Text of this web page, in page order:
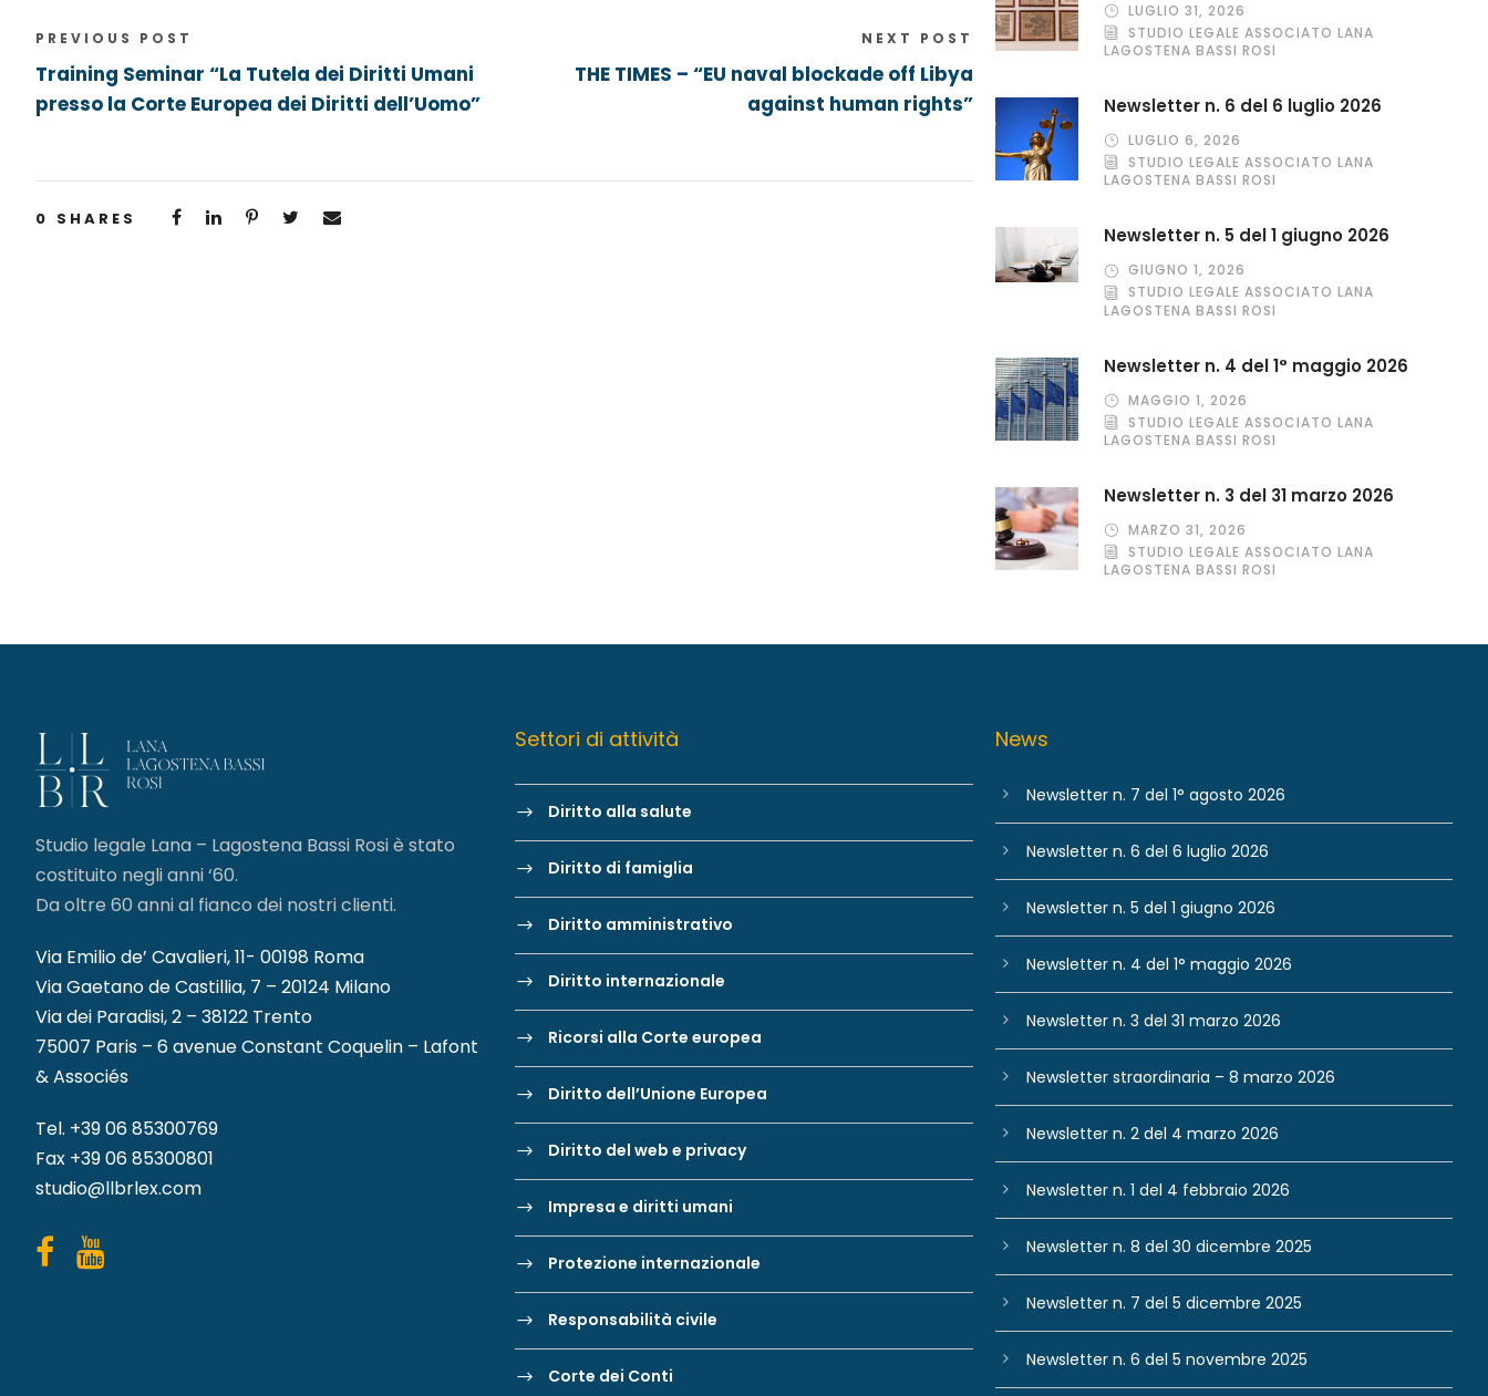
PREVIOUS POST
Training Seminar “La Tutela dei Diritti Umani
presso la Corte Europea dei Diritti dell’Uomo”
NEXT POST
THE TIMES – “EU naval blockade off Libya
against human rights”
0 SHARES
LUGLIO 31, 2026
STUDIO LEGALE ASSOCIATO LANA
LAGOSTENA BASSI ROSI
Newsletter n. 6 del 6 luglio 2026
LUGLIO 6, 2026
STUDIO LEGALE ASSOCIATO LANA
LAGOSTENA BASSI ROSI
Newsletter n. 5 del 1 giugno 2026
GIUGNO 1, 2026
STUDIO LEGALE ASSOCIATO LANA
LAGOSTENA BASSI ROSI
Newsletter n. 4 del 1° maggio 2026
MAGGIO 1, 2026
STUDIO LEGALE ASSOCIATO LANA
LAGOSTENA BASSI ROSI
Newsletter n. 3 del 31 marzo 2026
MARZO 31, 2026
STUDIO LEGALE ASSOCIATO LANA
LAGOSTENA BASSI ROSI
Studio legale Lana – Lagostena Bassi Rosi è stato
costituito negli anni ‘60.
Da oltre 60 anni al fianco dei nostri clienti.
Via Emilio de’ Cavalieri, 11- 00198 Roma
Via Gaetano de Castillia, 7 – 20124 Milano
Via dei Paradisi, 2 – 38122 Trento
75007 Paris – 6 avenue Constant Coquelin – Lafont
& Associés
Tel. +39 06 85300769
Fax +39 06 85300801
studio@llbrlex.com
Settori di attività
Diritto alla salute
Diritto di famiglia
Diritto amministrativo
Diritto internazionale
Ricorsi alla Corte europea
Diritto dell’Unione Europea
Diritto del web e privacy
Impresa e diritti umani
Protezione internazionale
Responsabilità civile
Corte dei Conti
News
Newsletter n. 7 del 1° agosto 2026
Newsletter n. 6 del 6 luglio 2026
Newsletter n. 5 del 1 giugno 2026
Newsletter n. 4 del 1° maggio 2026
Newsletter n. 3 del 31 marzo 2026
Newsletter straordinaria – 8 marzo 2026
Newsletter n. 2 del 4 marzo 2026
Newsletter n. 1 del 4 febbraio 2026
Newsletter n. 8 del 30 dicembre 2025
Newsletter n. 7 del 5 dicembre 2025
Newsletter n. 6 del 5 novembre 2025